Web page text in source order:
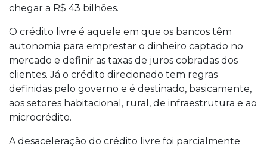
chegar a R$ 43 bilhões.
O crédito livre é aquele em que os bancos têm
autonomia para emprestar o dinheiro captado no
mercado e definir as taxas de juros cobradas dos
clientes. Já o crédito direcionado tem regras
definidas pelo governo e é destinado, basicamente,
aos setores habitacional, rural, de infraestrutura e ao
microcrédito.
A desaceleração do crédito livre foi parcialmente